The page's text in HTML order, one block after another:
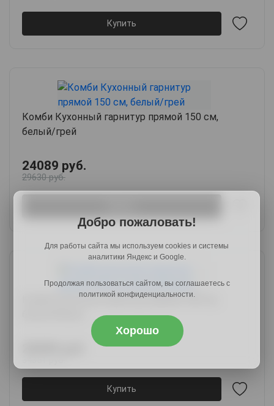
Купить
Комби Кухонный гарнитур прямой 150 см,
белый/грей
24089 руб.
29630 руб.
Комби Кухонный гарнитур прямой 180 см,
Купить
Добро пожаловать!
Для работы сайта мы используем cookies и системы
аналитики Яндекс и Google.
Продолжая пользоваться сайтом, вы соглашаетесь с
политикой конфиденциальности.
Хорошо